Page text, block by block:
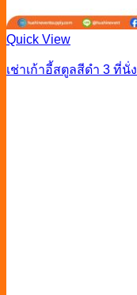
Quick View
เช่าเก้าอี้สตูลสีดำ 3 ที่นั่ง